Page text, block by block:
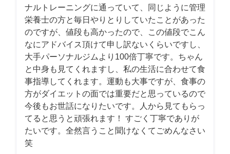
ナルトレーニングに通っていて、同じように管理
栄養士の方と毎日やりとりしていたことがあった
のですが、値段も高かったので、この値段でこん
なにアドバイス頂けて申し訳ないくらいですし、
大手パーソナルジムより100倍丁寧です。ちゃん
と中身も見てくれますし、私の生活に合わせて食
事指導してくれます。運動も大事ですが、食事の
方がダイエットの面では重要だと思っているので
今後もお世話になりたいです。人から見てもらっ
てると思うと頑張れます！ すごく丁寧でありが
たいです。全然言うこと聞けなくてごめんなさい
笑